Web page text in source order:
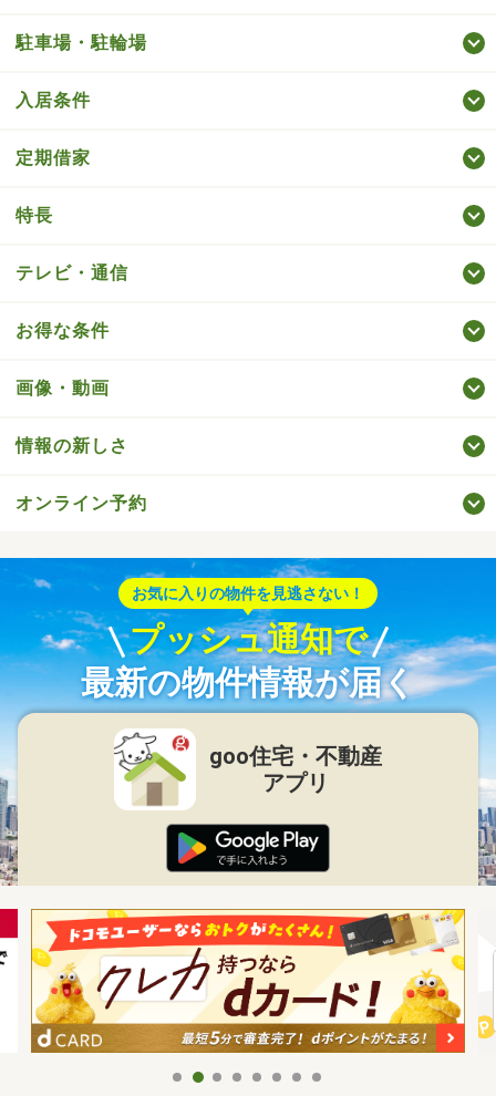
駐車場・駐輪場
入居条件
定期借家
特長
テレビ・通信
お得な条件
画像・動画
情報の新しさ
オンライン予約
お気に入りの物件を見逃さない！
プッシュ通知で
最新の物件情報が届く
goo住宅・不動産
アプリ